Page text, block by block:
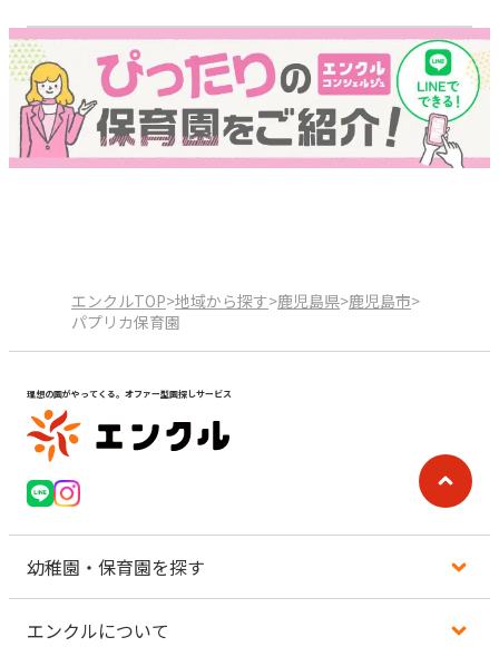
エンクルTOP>地域から探す>鹿児島県>鹿児島市>
パプリカ保育園
理想の園がやってくる。オファー型園探しサービス
幼稚園・保育園を探す
エンクルについて